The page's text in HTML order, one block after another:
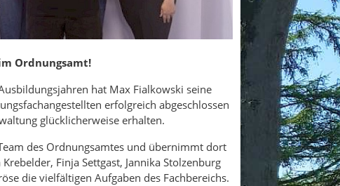
Ordnungsamt!
hat Max Fialkowski seine
erfolgreich abgeschlossen
glücklicherweise erhalten.
des Ordnungsamtes und übernimmt dort
Finja Settgast, Jannika Stolzenburg
die vielfältigen Aufgaben des Fachbereichs.